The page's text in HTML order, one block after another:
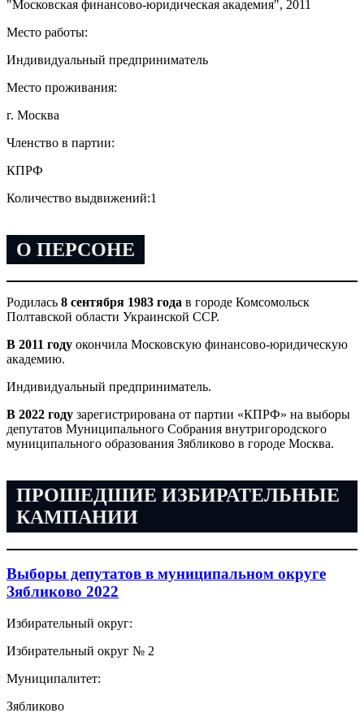
"Московская финансово-юридическая академия", 2011
Место работы:
Индивидуальный предприниматель
Место проживания:
г. Москва
Членство в партии:
КПРФ
Количество выдвижений:1
О ПЕРСОНЕ
Родилась 8 сентября 1983 года в городе Комсомольск
Полтавской области Украинской ССР.
В 2011 году окончила Московскую финансово-юридическую
академию.
Индивидуальный предприниматель.
В 2022 году зарегистрирована от партии «КПРФ» на выборы
депутатов Муниципального Собрания внутригородского
муниципального образования Зябликово в городе Москва.
ПРОШЕДШИЕ ИЗБИРАТЕЛЬНЫЕ
КАМПАНИИ
Выборы депутатов в муниципальном округе
Зябликово 2022
Избирательный округ:
Избирательный округ № 2
Муниципалитет:
Зябликово